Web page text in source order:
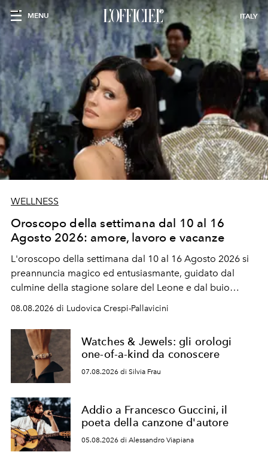
MENU ITALY
WELLNESS
Oroscopo della settimana dal 10 al 16
Agosto 2026: amore, lavoro e vacanze
L'oroscopo della settimana dal 10 al 16 Agosto 2026 si
preannuncia magico ed entusiasmante, guidato dal
culmine della stagione solare del Leone e dal buio
favorevole della Luna nuova in Leone del 12 agosto,
ideale per la notte delle Perseidi.
08.08.2026 di Ludovica Crespi-Pallavicini
Watches & Jewels: gli orologi
one-of-a-kind da conoscere
07.08.2026 di Silvia Frau
Addio a Francesco Guccini, il
poeta della canzone d'autore
05.08.2026 di Alessandro Viapiana